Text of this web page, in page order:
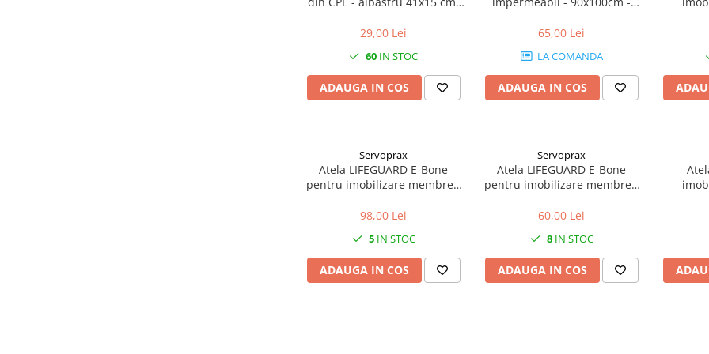
buc
29,00 Lei
60 IN STOC
ADAUGA IN COS
65,00 Lei
LA COMANDA
ADAUGA IN COS
Servoprax
Atela LIFEGUARD E-Bone
pentru imobilizare membre -
radio-transparenta - rola
98,00 Lei
5IN STOC
ADAUGA IN COS
Servoprax
Atela LIFEGUARD E-Bone
pentru imobilizare membre -
radio-transparenta - rola
60,00 Lei
8IN STOC
ADAUGA IN COS